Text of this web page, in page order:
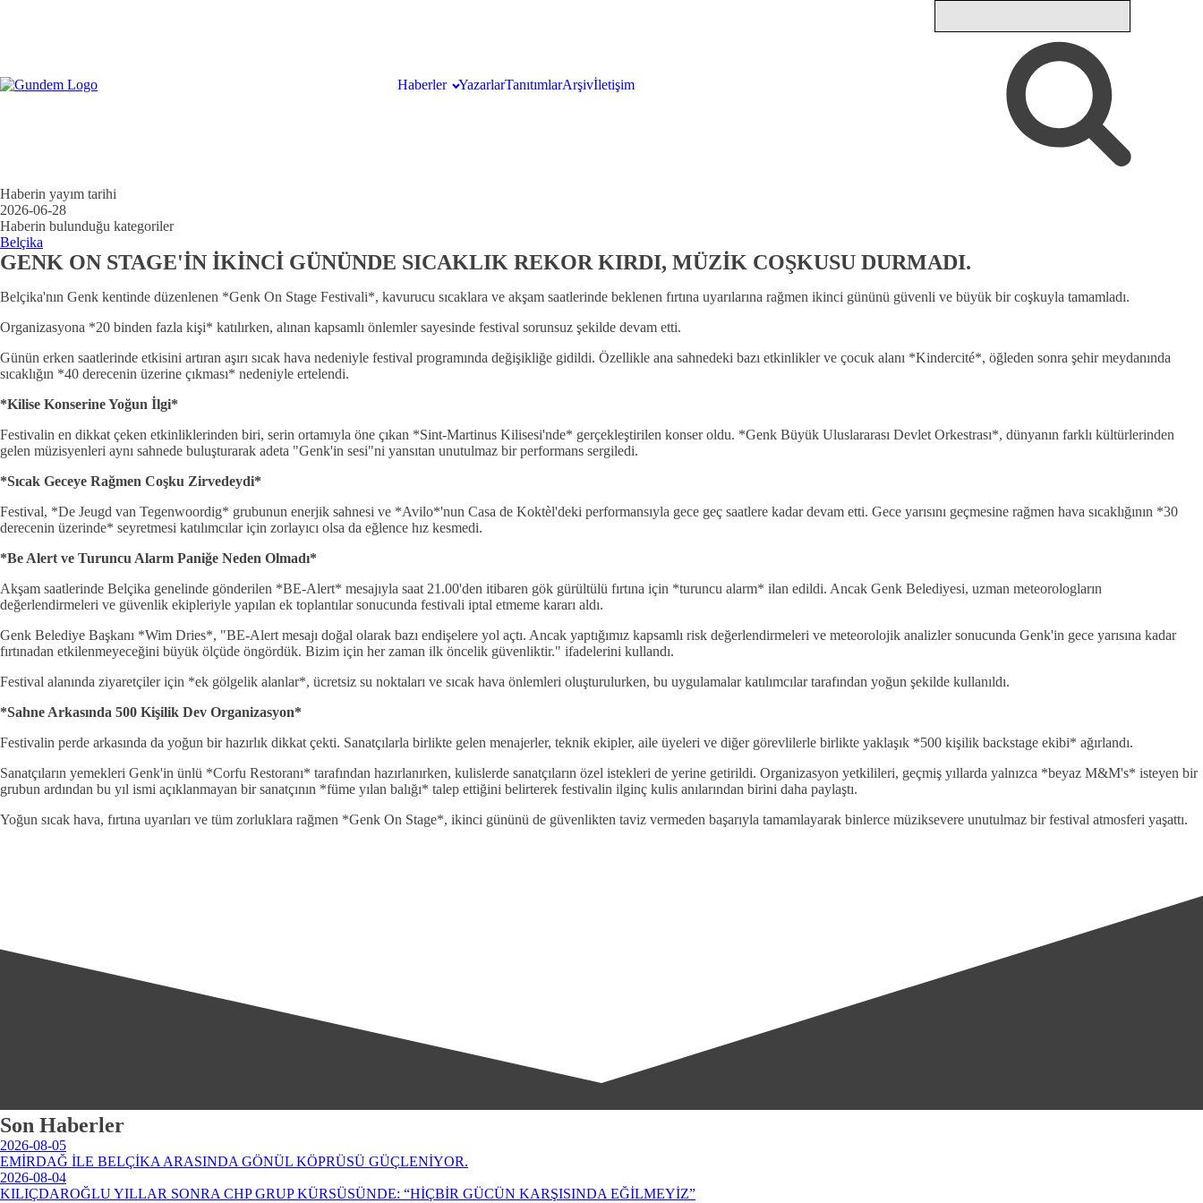
Haberler YazarlarTanıtımlarArşivİletişim
Haberin yayım tarihi
2026-06-28
Haberin bulunduğu kategoriler
Belçika
GENK ON STAGE'İN İKİNCİ GÜNÜNDE SICAKLIK REKOR KIRDI, MÜZİK COŞKUSU DURMADI.
Belçika'nın Genk kentinde düzenlenen *Genk On Stage Festivali*, kavurucu sıcaklara ve akşam saatlerinde beklenen fırtına uyarılarına rağmen ikinci gününü güvenli ve büyük bir coşkuyla tamamladı.
Organizasyona *20 binden fazla kişi* katılırken, alınan kapsamlı önlemler sayesinde festival sorunsuz şekilde devam etti.
Günün erken saatlerinde etkisini artıran aşırı sıcak hava nedeniyle festival programında değişikliğe gidildi. Özellikle ana sahnedeki bazı etkinlikler ve çocuk alanı *Kindercité*, öğleden sonra şehir meydanında
sıcaklığın *40 derecenin üzerine çıkması* nedeniyle ertelendi.
*Kilise Konserine Yoğun İlgi*
Festivalin en dikkat çeken etkinliklerinden biri, serin ortamıyla öne çıkan *Sint-Martinus Kilisesi'nde* gerçekleştirilen konser oldu. *Genk Büyük Uluslararası Devlet Orkestrası*, dünyanın farklı kültürlerinden
gelen müzisyenleri aynı sahnede buluşturarak adeta "Genk'in sesi"ni yansıtan unutulmaz bir performans sergiledi.
*Sıcak Geceye Rağmen Coşku Zirvedeydi*
Festival, *De Jeugd van Tegenwoordig* grubunun enerjik sahnesi ve *Avilo*'nun Casa de Koktèl'deki performansıyla gece geç saatlere kadar devam etti. Gece yarısını geçmesine rağmen hava sıcaklığının *30
derecenin üzerinde* seyretmesi katılımcılar için zorlayıcı olsa da eğlence hız kesmedi.
*Be Alert ve Turuncu Alarm Paniğe Neden Olmadı*
Akşam saatlerinde Belçika genelinde gönderilen *BE-Alert* mesajıyla saat 21.00'den itibaren gök gürültülü fırtına için *turuncu alarm* ilan edildi. Ancak Genk Belediyesi, uzman meteorologların
değerlendirmeleri ve güvenlik ekipleriyle yapılan ek toplantılar sonucunda festivali iptal etmeme kararı aldı.
Genk Belediye Başkanı *Wim Dries*, "BE-Alert mesajı doğal olarak bazı endişelere yol açtı. Ancak yaptığımız kapsamlı risk değerlendirmeleri ve meteorolojik analizler sonucunda Genk'in gece yarısına kadar
fırtınadan etkilenmeyeceğini büyük ölçüde öngördük. Bizim için her zaman ilk öncelik güvenliktir." ifadelerini kullandı.
Festival alanında ziyaretçiler için *ek gölgelik alanlar*, ücretsiz su noktaları ve sıcak hava önlemleri oluşturulurken, bu uygulamalar katılımcılar tarafından yoğun şekilde kullanıldı.
*Sahne Arkasında 500 Kişilik Dev Organizasyon*
Festivalin perde arkasında da yoğun bir hazırlık dikkat çekti. Sanatçılarla birlikte gelen menajerler, teknik ekipler, aile üyeleri ve diğer görevlilerle birlikte yaklaşık *500 kişilik backstage ekibi* ağırlandı.
Sanatçıların yemekleri Genk'in ünlü *Corfu Restoranı* tarafından hazırlanırken, kulislerde sanatçıların özel istekleri de yerine getirildi. Organizasyon yetkilileri, geçmiş yıllarda yalnızca *beyaz M&M's* isteyen bir
grubun ardından bu yıl ismi açıklanmayan bir sanatçının *füme yılan balığı* talep ettiğini belirterek festivalin ilginç kulis anılarından birini daha paylaştı.
Yoğun sıcak hava, fırtına uyarıları ve tüm zorluklara rağmen *Genk On Stage*, ikinci gününü de güvenlikten taviz vermeden başarıyla tamamlayarak binlerce müziksevere unutulmaz bir festival atmosferi yaşattı.
Son Haberler
2026-08-05
EMİRDAĞ İLE BELÇİKA ARASINDA GÖNÜL KÖPRÜSÜ GÜÇLENİYOR.
2026-08-04
KILIÇDAROĞLU YILLAR SONRA CHP GRUP KÜRSÜSÜNDE: “HİÇBİR GÜCÜN KARŞISINDA EĞİLMEYİZ”